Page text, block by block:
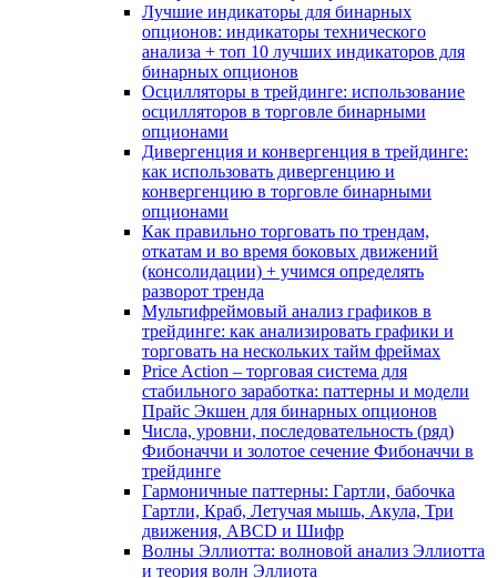
Лучшие индикаторы для бинарных
опционов: индикаторы технического
анализа + топ 10 лучших индикаторов для
бинарных опционов
Осцилляторы в трейдинге: использование
осцилляторов в торговле бинарными
опционами
Дивергенция и конвергенция в трейдинге:
как использовать дивергенцию и
конвергенцию в торговле бинарными
опционами
Как правильно торговать по трендам,
откатам и во время боковых движений
(консолидации) + учимся определять
разворот тренда
Мультифреймовый анализ графиков в
трейдинге: как анализировать графики и
торговать на нескольких тайм фреймах
Price Action – торговая система для
стабильного заработка: паттерны и модели
Прайс Экшен для бинарных опционов
Числа, уровни, последовательность (ряд)
Фибоначчи и золотое сечение Фибоначчи в
трейдинге
Гармоничные паттерны: Гартли, бабочка
Гартли, Краб, Летучая мышь, Акула, Три
движения, ABCD и Шифр
Волны Эллиотта: волновой анализ Эллиотта
и теория волн Эллиота